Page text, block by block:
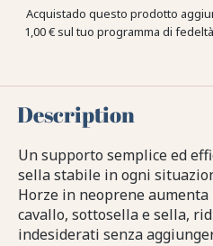
Acquistado questo prodotto
1,00 €sul tuo programma di
Description
Un supporto semplice ed
sella stabile in ogni
Horze in neoprene aumenta
cavallo, sottosella e sella,
indesiderati senza